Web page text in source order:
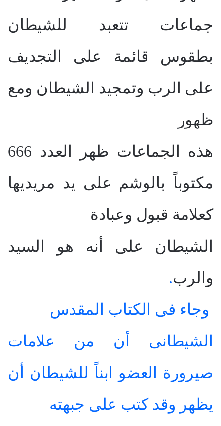
جماعات تتعبد للشيطان
بطقوس قائمة على التجديف
على الرب وتمجيد الشيطان ومع
ظهور
هذه الجماعات ظهر العدد 666
مكتوباً بالوشم على يد مريديها
كعلامة قبول وعبادة
الشيطان على أنه هو السيد
والرب.
وجاء فى الكتاب المقدس
الشيطانى أن من علامات
صيرورة العضو ابناً للشيطان أن
يظهر وقد كتب على جبهته